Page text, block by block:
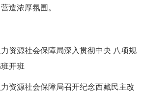
造浓厚氛围。
资源社会保障局深入贯彻中央 八项规
开班
资源社会保障局召开纪念西藏民主改